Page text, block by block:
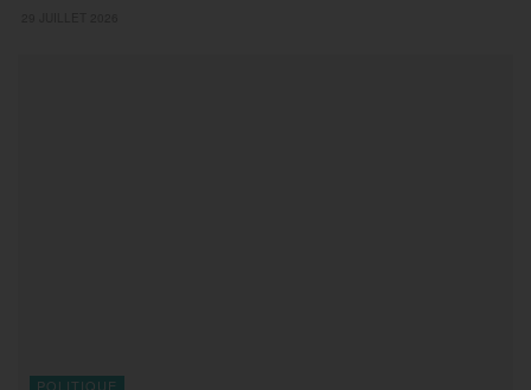
POLITIQUE